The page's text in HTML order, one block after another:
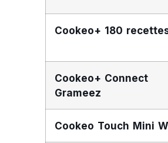
Cookeo+ 180
Cookeo+ Connect
Grameez
Cookeo Touch Mini